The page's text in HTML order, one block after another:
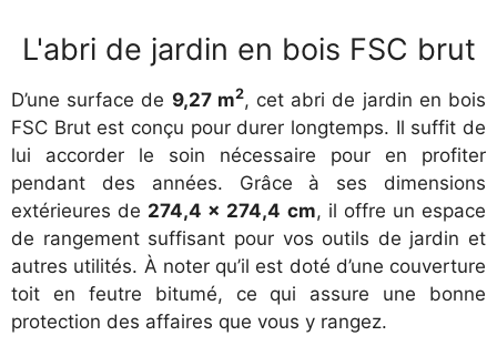
L'abri de jardin en bois FSC brut
D’une surface de 9,27 m2, cet abri de jardin en bois
FSC Brut est conçu pour durer longtemps. Il suffit de
lui accorder le soin nécessaire pour en profiter
pendant des années. Grâce à ses dimensions
extérieures de 274,4 x 274,4 cm, il offre un espace
de rangement suffisant pour vos outils de jardin et
autres utilités. À noter qu’il est doté d’une couverture
toit en feutre bitumé, ce qui assure une bonne
protection des affaires que vous y rangez.